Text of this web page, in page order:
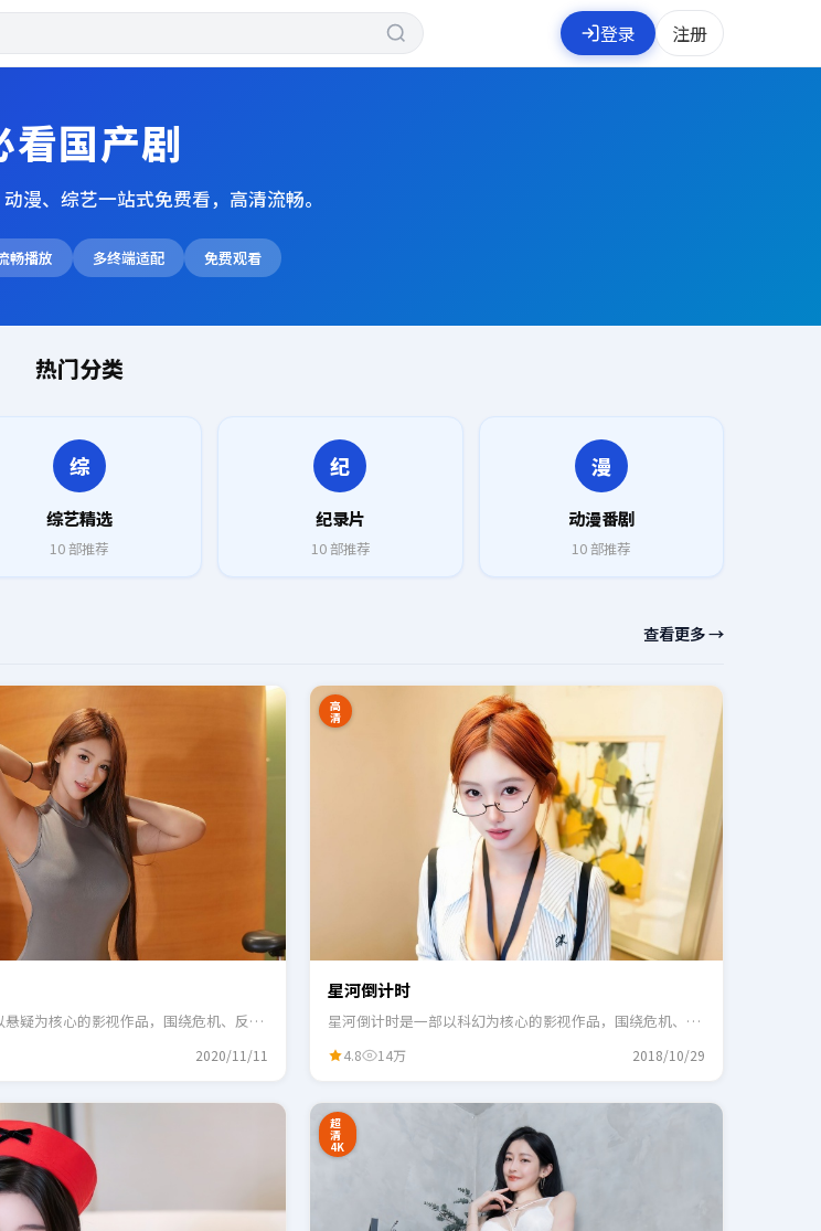
登录 注册
看国产剧
漫、综艺一站式免费看，高清流畅。
畅播放 多终端适配 免费观看
热门分类
综
综艺精选
10部推荐
纪
纪录片
10部推荐
漫
动漫番剧
10部推荐
查看更多 →
疑为核心的影视作品，围绕危机、反转
2020/11/11
高
清
星河倒计时
星河倒计时是一部以科幻为核心的影视作品，围绕危机、反
4.8 14万 2018/10/29
超
清
4K